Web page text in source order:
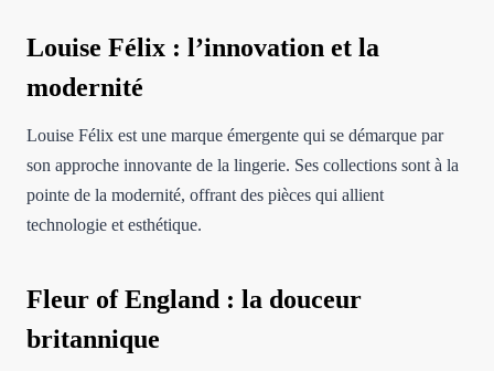
Louise Félix : l’innovation et la
modernité
Louise Félix est une marque émergente qui se démarque par
son approche innovante de la lingerie. Ses collections sont à la
pointe de la modernité, offrant des pièces qui allient
technologie et esthétique.
Fleur of England : la douceur
britannique